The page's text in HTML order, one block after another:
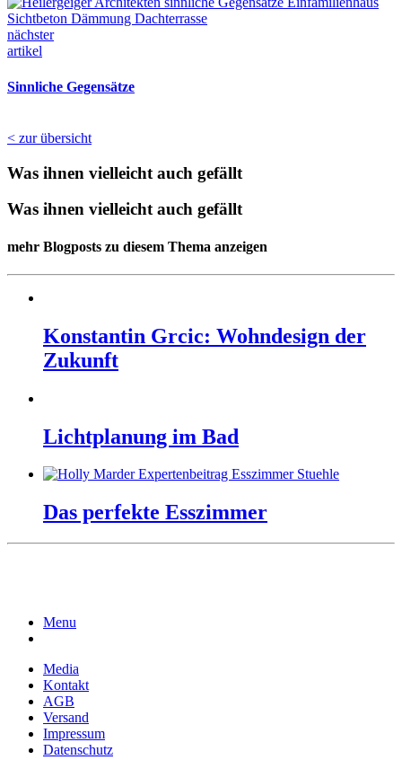
nächster
artikel
Sinnliche Gegensätze
< zur übersicht
Was ihnen vielleicht auch gefällt
Was ihnen vielleicht auch gefällt
mehr Blogposts zu diesem Thema anzeigen
Konstantin Grcic: Wohndesign der
Zukunft
Lichtplanung im Bad
Das perfekte Esszimmer
Menu
Media
Kontakt
AGB
Versand
Impressum
Datenschutz